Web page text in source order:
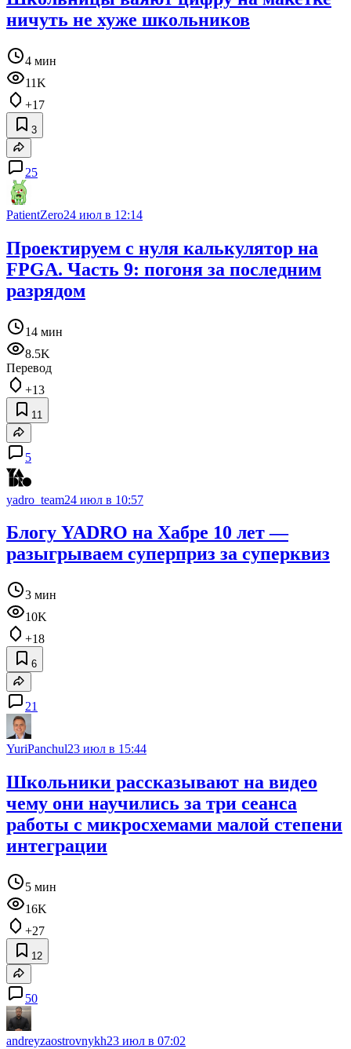
ничуть не хуже школьников
4 мин
11K
+17
3
25
PatientZero24 июл в 12:14
Проектируем с нуля калькулятор на
FPGA. Часть 9: погоня за последним
разрядом
14 мин
8.5K
Перевод
+13
11
5
yadro_team24 июл в 10:57
Блогу YADRO на Хабре 10 лет —
разыгрываем суперприз за суперквиз
3 мин
10K
+18
6
21
YuriPanchul23 июл в 15:44
Школьники рассказывают на видео
чему они научились за три сеанса
работы с микросхемами малой степени
интеграции
5 мин
16K
+27
12
50
andreyzaostrovnykh23 июл в 07:02